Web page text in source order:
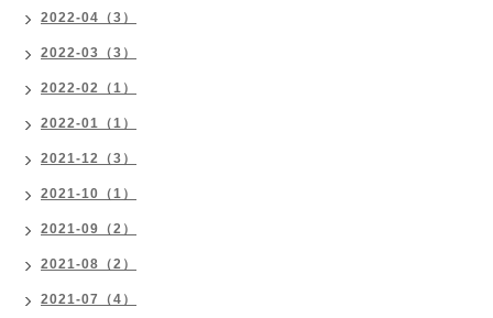
2022-04（3）
2022-03（3）
2022-02（1）
2022-01（1）
2021-12（3）
2021-10（1）
2021-09（2）
2021-08（2）
2021-07（4）